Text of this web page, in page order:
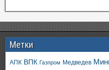
Метки
АПК ВПК Газпром Медведев